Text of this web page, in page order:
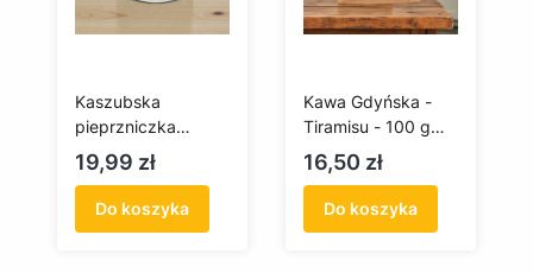
Kaszubska
pieprzniczka
porcelana Lubiana
(Ewa)
Cena
19,99 zł
Do koszyka
Kawa Gdyńska -
Tiramisu - 100 g
(mielona)
Cena
16,50 zł
Do koszyka